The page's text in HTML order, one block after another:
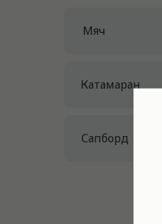
Мяч
Катамаран
Сапборд